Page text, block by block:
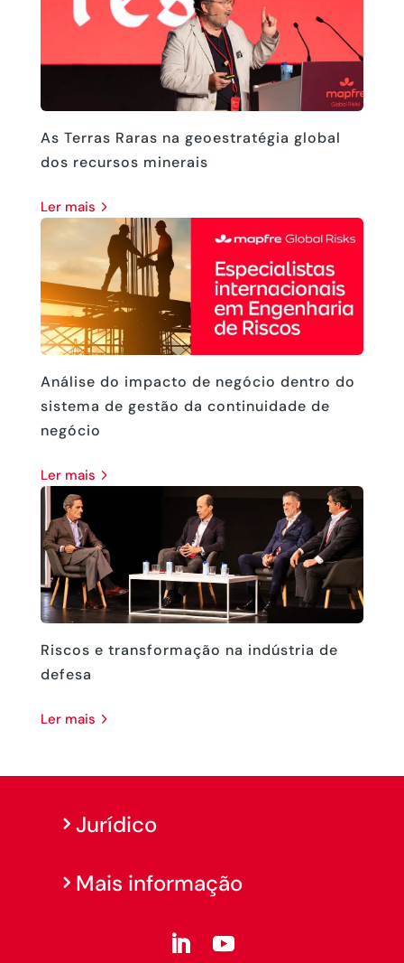
As Terras Raras na geoestratégia global
dos recursos minerais
ler mais
Análise do impacto de negócio dentro do
sistema de gestão da continuidade de
negócio
ler mais
Riscos e transformação na indústria de
defesa
ler mais
Jurídico
Mais informação